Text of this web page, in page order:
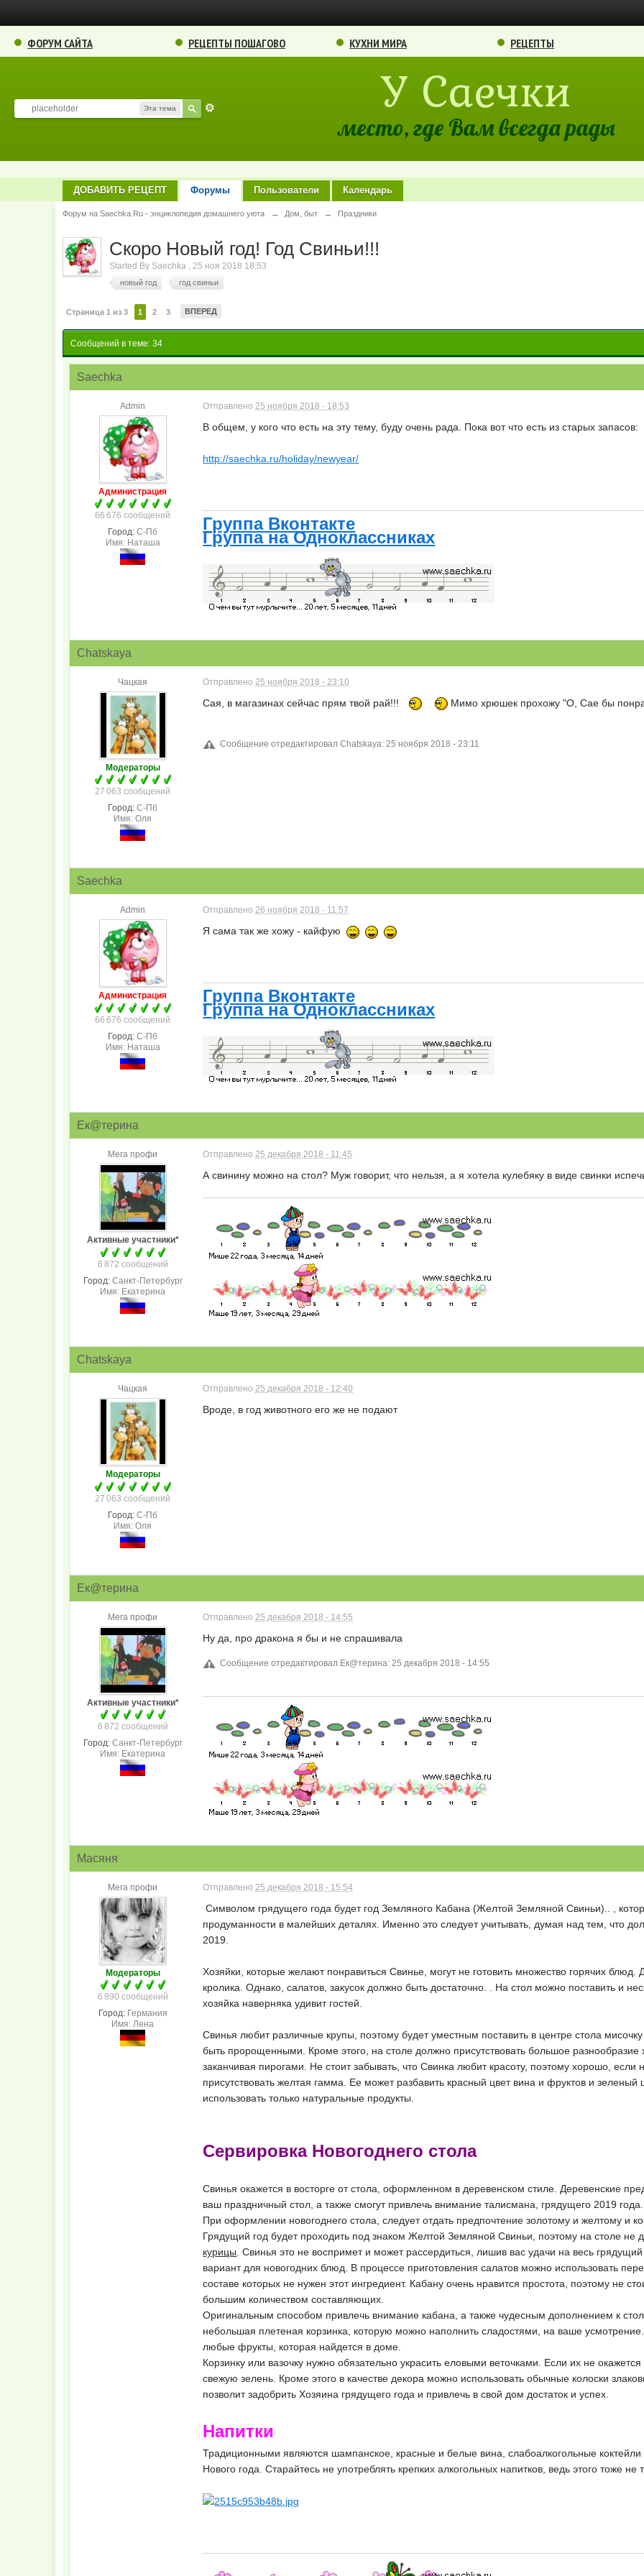
ФОРУМ САЙТА РЕЦЕПТЫ ПОШАГОВО КУХНИ МИРА РЕЦЕПТЫ
Эта тема У Саечки
место, где Вам всегда рады
ДОБАВИТЬ РЕЦЕПТ Форумы Пользователи Календарь
Форум на Saechka.Ru - энциклопедия домашнего уюта → Дом, быт → Праздники
Скоро Новый год! Год Свиньи!!!
Started By Saechka ,25 ноя 2018 18:53
новый год год свиньи
Страница 1 из 3 1 2 3 ВПЕРЕД
Сообщений в теме: 34
Saechka
Admin
Администрация
66 676 сообщений
Город: С-Пб
Имя: Наташа
Отправлено25 ноября 2018 - 18:53
В общем, у кого что есть на эту тему, буду очень рада. Пока вот что есть из старых запасов:
http://saechka.ru/holiday/newyear/
Группа Вконтакте
Группа на Одноклассниках
Chatskaya
Чацкая
Модераторы
27 063 сообщений
Город: С-Пб
Имя: Оля
Отправлено25 ноября 2018 - 23:10
Сая, в магазинах сейчас прям твой рай!!! Мимо хрюшек прохожу "О, Сае бы
Сообщение отредактировал Chatskaya: 25 ноября 2018 - 23:11
Saechka
Admin
Администрация
66 676 сообщений
Город: С-Пб
Имя: Наташа
Отправлено26 ноября 2018 - 11:57
Я сама так же хожу - кайфую
Группа Вконтакте
Группа на Одноклассниках
Ек@терина
Мега профи
Активные участники*
6 872 сообщений
Город: Санкт-Петербург
Имя: Екатерина
Отправлено25 декабря 2018 - 11:45
А свинину можно на стол? Муж говорит, что нельзя, а я хотела кулебяку в виде свинки
Chatskaya
Чацкая
Модераторы
27 063 сообщений
Город: С-Пб
Имя: Оля
Отправлено25 декабря 2018 - 12:40
Вроде, в год животного его же не подают
Ек@терина
Мега профи
Активные участники*
6 872 сообщений
Город: Санкт-Петербург
Имя: Екатерина
Отправлено 25 декабря 2018 - 14:55
Ну да, про дракона я бы и не спрашивала
Сообщение отредактировал Ек@терина: 25 декабря 2018 - 14:55
Масяня
Мега профи
Модераторы
6 890 сообщений
Город: Германия
Имя: Лена
Отправлено 25 декабря 2018 - 15:54
Символом грядущего года будет год Земляного Кабана (Желтой Земляной Свиньи).. ,
продуманности в малейших деталях. Именно это следует учитывать, думая над тем, что
2019.
Хозяйки, которые желают понравиться Свинье, могут не готовить множество горячих блюд.
кролика. Однако, салатов, закусок должно быть достаточно. . На стол можно поставить и
хозяйка наверняка удивит гостей.
Свинья любит различные крупы, поэтому будет уместным поставить в центре стола
быть пророщенными. Кроме этого, на столе должно присутствовать большое разнообразие
заканчивая пирогами. Не стоит забывать, что Свинка любит красоту, поэтому хорошо,
присутствовать желтая гамма. Ее может разбавить красный цвет вина и фруктов и
использовать только натуральные продукты.
Сервировка Новогоднего стола
Свинья окажется в восторге от стола, оформленном в деревенском стиле. Деревенские
ваш праздничный стол, а также смогут привлечь внимание талисмана, грядущего 2019 года.
При оформлении новогоднего стола, следует отдать предпочтение золотому и желтому и
Грядущий год будет проходить под знаком Желтой Земляной Свиньи, поэтому на столе не
курицы . Свинья это не воспримет и может рассердиться, лишив вас удачи на весь грядущий
вариант для новогодних блюд. В процессе приготовления салатов можно использовать
составе которых не нужен этот ингредиент. Кабану очень нравится простота, поэтому не
большим количеством составляющих.
Оригинальным способом привлечь внимание кабана, а также чудесным дополнением к
небольшая плетеная корзинка, которую можно наполнить сладостями, на ваше
любые фрукты, которая найдется в доме.
Корзинку или вазочку нужно обязательно украсить еловыми веточками. Если их не
свежую зелень. Кроме этого в качестве декора можно использовать обычные колоски
позволит задобрить Хозяина грядущего года и привлечь в свой дом достаток и успех.
Напитки
Традиционными являются шампанское, красные и белые вина, слабоалкогольные коктейли
Нового года. Старайтесь не употреблять крепких алкогольных напитков, ведь этого тоже не